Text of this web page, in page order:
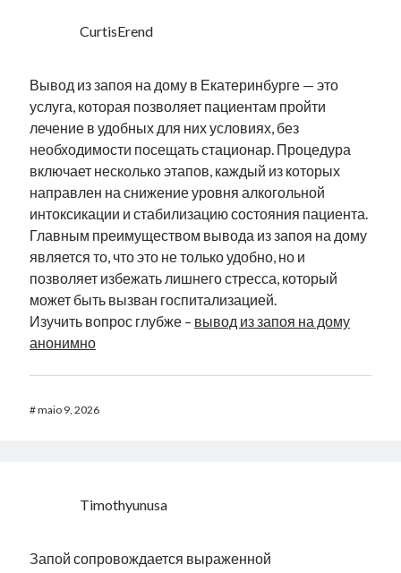
CurtisErend
Вывод из запоя на дому в Екатеринбурге — это
услуга, которая позволяет пациентам пройти
лечение в удобных для них условиях, без
необходимости посещать стационар. Процедура
включает несколько этапов, каждый из которых
направлен на снижение уровня алкогольной
интоксикации и стабилизацию состояния пациента.
Главным преимуществом вывода из запоя на дому
является то, что это не только удобно, но и
позволяет избежать лишнего стресса, который
может быть вызван госпитализацией.
Изучить вопрос глубже – вывод из запоя на дому
анонимно
#maio 9, 2026
Timothyunusa
Запой сопровождается выраженной